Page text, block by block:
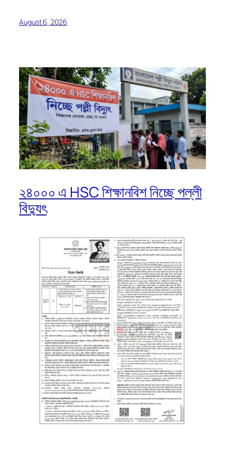
August 6, 2026
২৪০০০ এ HSC শিক্ষানবিশ নিচ্ছে পল্লী
বিদ্যুৎ